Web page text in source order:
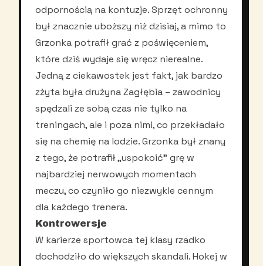
odpornością na kontuzje. Sprzęt ochronny
był znacznie uboższy niż dzisiaj, a mimo to
Grzonka potrafił grać z poświęceniem,
które dziś wydaje się wręcz nierealne.
Jedną z ciekawostek jest fakt, jak bardzo
zżyta była drużyna Zagłębia – zawodnicy
spędzali ze sobą czas nie tylko na
treningach, ale i poza nimi, co przekładało
się na chemię na lodzie. Grzonka był znany
z tego, że potrafił „uspokoić” grę w
najbardziej nerwowych momentach
meczu, co czyniło go niezwykle cennym
dla każdego trenera.
Kontrowersje
W karierze sportowca tej klasy rzadko
dochodziło do większych skandali. Hokej w